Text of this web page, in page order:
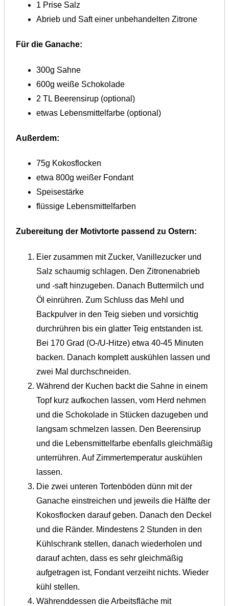
1 Prise Salz
Abrieb und Saft einer unbehandelten Zitrone
Für die Ganache:
300g Sahne
600g weiße Schokolade
2 TL Beerensirup (optional)
etwas Lebensmittelfarbe (optional)
Außerdem:
75g Kokosflocken
etwa 800g weißer Fondant
Speisestärke
flüssige Lebensmittelfarben
Zubereitung der Motivtorte passend zu Ostern:
Eier zusammen mit Zucker, Vanillezucker und
Salz schaumig schlagen. Den Zitronenabrieb
und -saft hinzugeben. Danach Buttermilch und
Öl einrühren. Zum Schluss das Mehl und
Backpulver in den Teig sieben und vorsichtig
durchrühren bis ein glatter Teig entstanden ist.
Bei 170 Grad (O-/U-Hitze) etwa 40-45 Minuten
backen. Danach komplett auskühlen lassen und
zwei Mal durchschneiden.
Während der Kuchen backt die Sahne in einem
Topf kurz aufkochen lassen, vom Herd nehmen
und die Schokolade in Stücken dazugeben und
langsam schmelzen lassen. Den Beerensirup
und die Lebensmittelfarbe ebenfalls gleichmäßig
unterrühren. Auf Zimmertemperatur auskühlen
lassen.
Die zwei unteren Tortenböden dünn mit der
Ganache einstreichen und jeweils die Hälfte der
Kokosflocken darauf geben. Danach den Deckel
und die Ränder. Mindestens 2 Stunden in den
Kühlschrank stellen, danach wiederholen und
darauf achten, dass es sehr gleichmäßig
aufgetragen ist, Fondant verzeiht nichts. Wieder
kühl stellen.
Währenddessen die Arbeitsfläche mit